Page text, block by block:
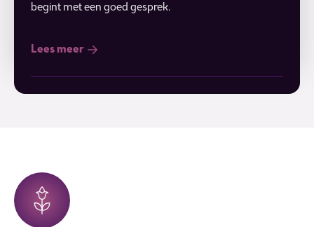
begint met een goed gesprek.
Lees meer